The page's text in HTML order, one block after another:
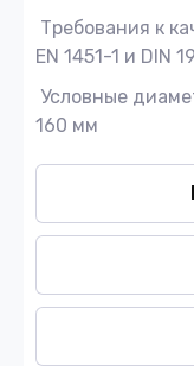
Требования к
EN 1451-1 и DIN
Условные
160 мм